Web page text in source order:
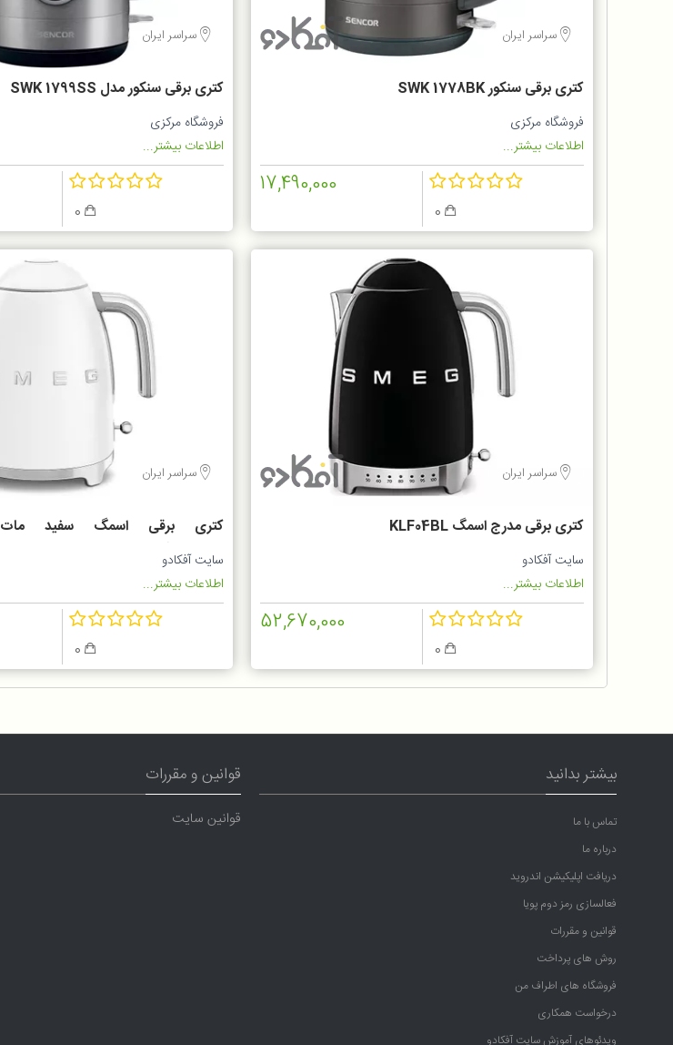
سراسر ایران
کتری برقی سنکور SWK 1778BK
فروشگاه مرکزی
اطلاعات بیشتر...
17,490,000
سراسر ایران
کتری برقی سنکور مدل SWK 1799SS
فروشگاه مرکزی
اطلاعات بیشتر...
سراسر ایران
کتری برقی مدرج اسمگ KLF04BL
سایت آفکادو
اطلاعات بیشتر...
52,670,000
سراسر ایران
کتری برقی اسمگ سفید مات
KLF03WHMEU
سایت آفکادو
اطلاعات بیشتر...
بیشتر بدانید
تماس با ما
درباره ما
دریافت اپلیکیشن اندروید
فعالسازی رمز دوم پویا
قوانین و مقررات
روش های پرداخت
فروشگاه های اطراف من
درخواست همکاری
ویدئوهای آموزش سایت آفکادو
قوانین و مقررات
قوانین سایت